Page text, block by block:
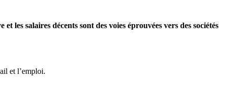
les salaires décents sont des voies éprouvées vers des sociétés
et l’emploi.